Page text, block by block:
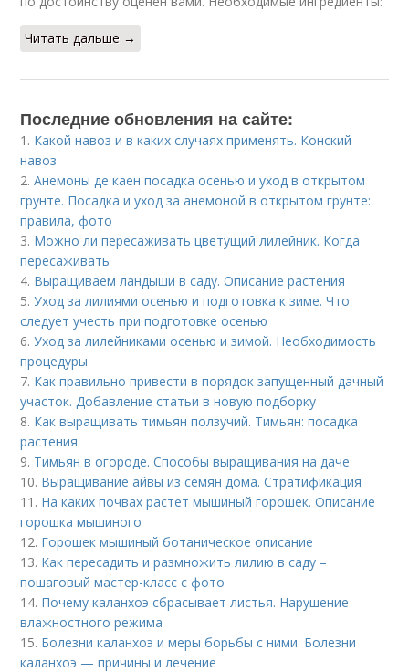
Читать дальше →
Последние обновления на сайте:
1. Какой навоз и в каких случаях применять. Конский
навоз
2.Анемоны де каен посадка осенью и уход в открытом
грунте. Посадка и уход за анемоной в открытом грунте:
правила, фото
3. Можно ли пересаживать цветущий лилейник. Когда
пересаживать
4. Выращиваем ландыши в саду. Описание растения
5.Уход за лилиями осенью и подготовка к зиме. Что
следует учесть при подготовке осенью
6.Уход за лилейниками осенью и зимой. Необходимость
процедуры
7. Как правильно привести в порядок запущенный дачный
участок. Добавление статьи в новую подборку
8. Как выращивать тимьян ползучий. Тимьян: посадка
растения
9. Тимьян в огороде. Способы выращивания на даче
10. Выращивание айвы из семян дома. Стратификация
11. На каких почвах растет мышиный горошек. Описание
горошка мышиного
12. Горошек мышиный ботаническое описание
13. Как пересадить и размножить лилию в саду –
пошаговый мастер-класс с фото
14. Почему каланхоэ сбрасывает листья. Нарушение
влажностного режима
15. Болезни каланхоэ и меры борьбы с ними. Болезни
каланхоэ — причины и лечение